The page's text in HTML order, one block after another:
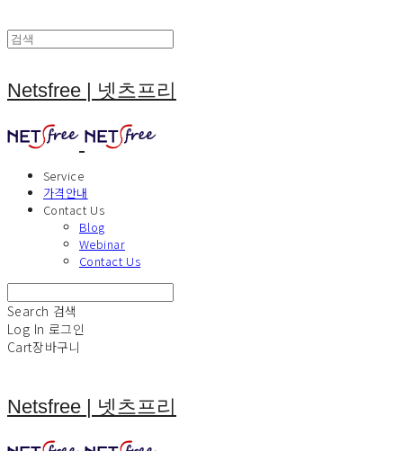
Netsfree | 넷츠프리
Service
가격안내
Contact Us
Blog
Webinar
Contact Us
Search 검색
Log In 로그인
Cart장바구니
Netsfree | 넷츠프리